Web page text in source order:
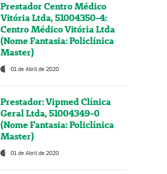
Prestador Centro Médico
Vitória Ltda, 51004350-4:
Centro Médico Vitória Ltda
(Nome Fantasia: Policlínica
Master)
01 de Abril de 2020
Prestador: Vipmed Clínica
Geral Ltda, 51004349-0
(Nome Fantasia: Policlínica
Master)
01 de Abril de 2020